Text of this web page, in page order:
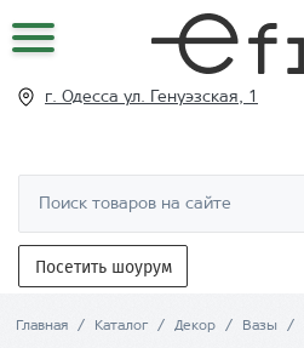
г. Одесса ул. Генуэзская, 1
Посетить шоурум
Главная / Каталог / Декор / Вазы /